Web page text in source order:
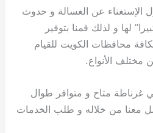
الإستغناء عن الغسالة و حدوث
لها و لذلك قمنا بتوفير
محافظات الكويت للقيام
مختلف الأنواع.
غرناطة متاح و متوافر طوال
معنا من خلاله و طلب الخدمات